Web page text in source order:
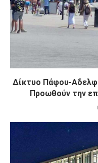
Δίκτυο Πάφου-